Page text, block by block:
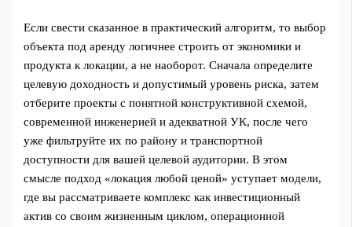
Если свести сказанное в практический алгоритм, то выбор
объекта под аренду логичнее строить от экономики и
продукта к локации, а не наоборот. Сначала определите
целевую доходность и допустимый уровень риска, затем
отберите проекты с понятной конструктивной схемой,
современной инженерией и адекватной УК, после чего
уже фильтруйте их по району и транспортной
доступности для вашей целевой аудитории. В этом
смысле подход «локация любой ценой» уступает модели,
где вы рассматриваете комплекс как инвестиционный
актив со своим жизненным циклом, операционной